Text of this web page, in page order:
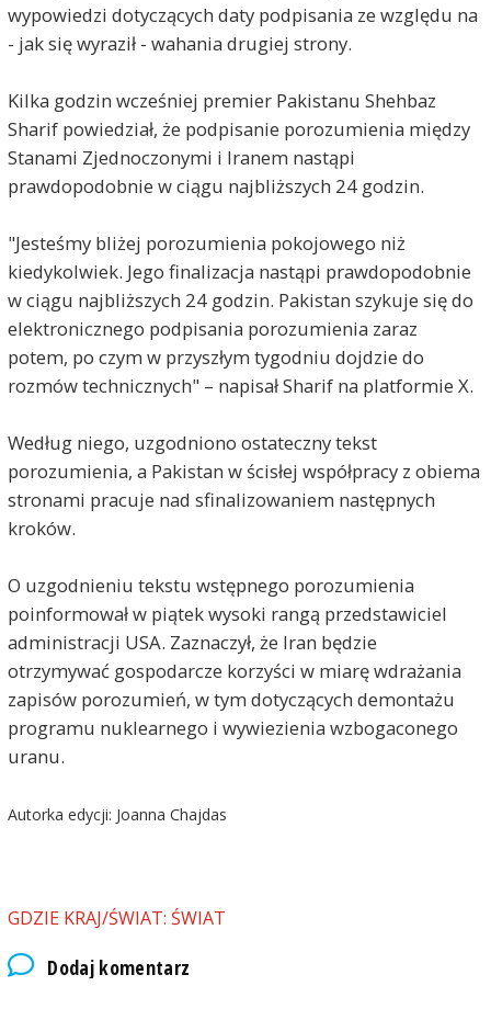
wypowiedzi dotyczących daty podpisania ze względu na
- jak się wyraził - wahania drugiej strony.
Kilka godzin wcześniej premier Pakistanu Shehbaz
Sharif powiedział, że podpisanie porozumienia między
Stanami Zjednoczonymi i Iranem nastąpi
prawdopodobnie w ciągu najbliższych 24 godzin.
"Jesteśmy bliżej porozumienia pokojowego niż
kiedykolwiek. Jego finalizacja nastąpi prawdopodobnie
w ciągu najbliższych 24 godzin. Pakistan szykuje się do
elektronicznego podpisania porozumienia zaraz
potem, po czym w przyszłym tygodniu dojdzie do
rozmów technicznych" – napisał Sharif na platformie X.
Według niego, uzgodniono ostateczny tekst
porozumienia, a Pakistan w ścisłej współpracy z obiema
stronami pracuje nad sfinalizowaniem następnych
kroków.
O uzgodnieniu tekstu wstępnego porozumienia
poinformował w piątek wysoki rangą przedstawiciel
administracji USA. Zaznaczył, że Iran będzie
otrzymywać gospodarcze korzyści w miarę wdrażania
zapisów porozumień, w tym dotyczących demontażu
programu nuklearnego i wywiezienia wzbogaconego
uranu.
Autorka edycji: Joanna Chajdas
GDZIE KRAJ/ŚWIAT: ŚWIAT
Dodaj komentarz